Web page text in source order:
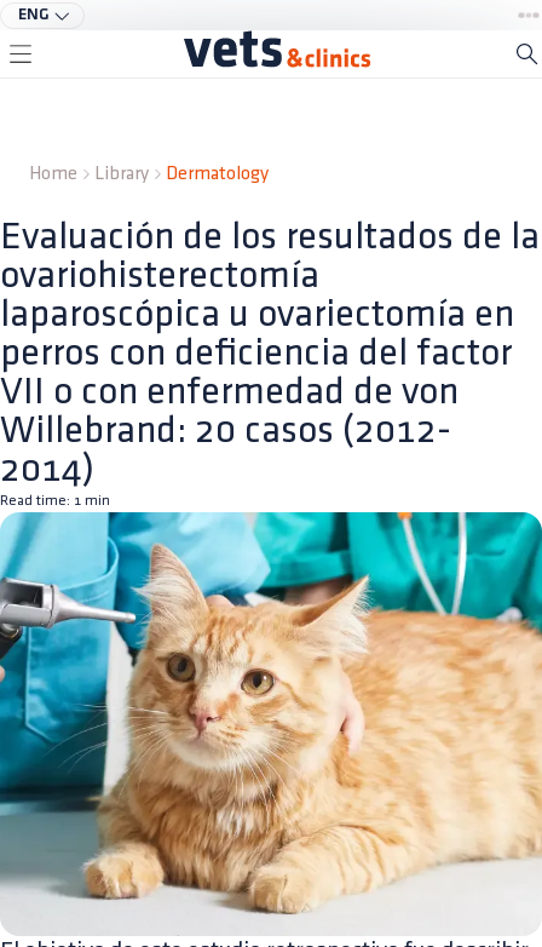
ENG
Home Library Dermatology
Evaluación de los resultados de la
ovariohisterectomía
laparoscópica u ovariectomía en
perros con deficiencia del factor
VII o con enfermedad de von
Willebrand: 20 casos (2012-
2014)
Read time: 1 min